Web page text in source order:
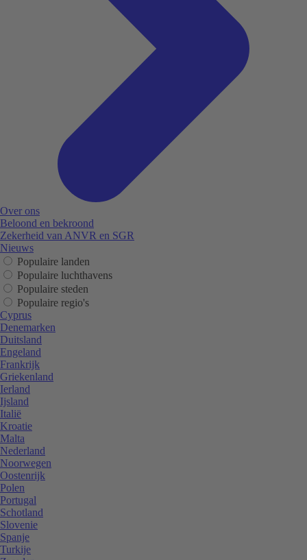
Over ons
Beloond en bekroond
Zekerheid van ANVR en SGR
Nieuws
Populaire landen
Populaire luchthavens
Populaire steden
Populaire regio's
Cyprus
Denemarken
Duitsland
Engeland
Frankrijk
Griekenland
Ierland
Ijsland
Italië
Kroatie
Malta
Nederland
Noorwegen
Oostenrijk
Polen
Portugal
Schotland
Slovenie
Spanje
Turkije